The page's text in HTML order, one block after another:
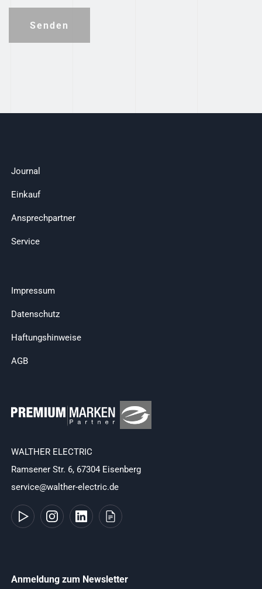
Senden
Journal
Einkauf
Ansprechpartner
Service
Impressum
Datenschutz
Haftungshinweise
AGB
WALTHER ELECTRIC
Ramsener Str. 6, 67304 Eisenberg
service@walther-electric.de
Anmeldung zum Newsletter